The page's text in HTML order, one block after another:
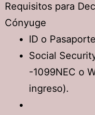
Requisitos para
Cónyuge
ID o
Social
-1099NEC o
ingreso).